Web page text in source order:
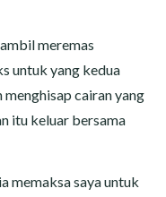
meremas
untuk yang kedua
menghisap cairan yang
itu keluar bersama
memaksa saya untuk